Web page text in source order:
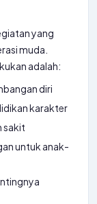
yang
muda.
adalah:
diri
karakter
sakit
untuk anak-